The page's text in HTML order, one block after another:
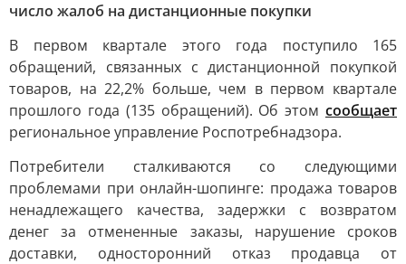
число жалоб на дистанционные покупки
В первом квартале этого года поступило 165
обращений, связанных с дистанционной покупкой
товаров, на 22,2% больше, чем в первом квартале
прошлого года (135 обращений). Об этом сообщает
региональное управление Роспотребнадзора.
Потребители сталкиваются со следующими
проблемами при онлайн-шопинге: продажа товаров
ненадлежащего качества, задержки с возвратом
денег за отмененные заказы, нарушение сроков
доставки, односторонний отказ продавца от